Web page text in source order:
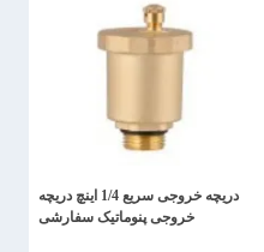
دریچه خروجی سریع 1/4 اینچ دریچه
خروجی پنوماتیک سفارشی